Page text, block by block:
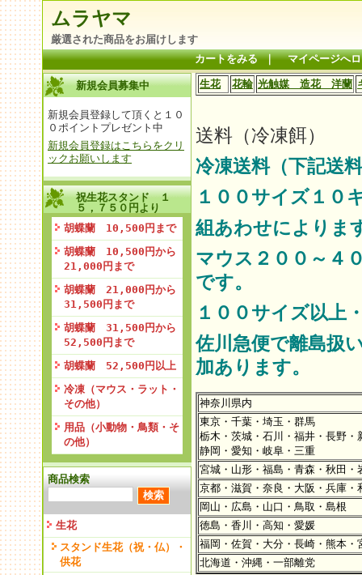
ムラヤマ
厳選された商品をお届けします
カートをみる｜ マイページへ
新規会員募集中
新規会員登録して頂くと１０
０ポイントプレゼント中
新規会員登録はこちらをクリ
ックお願いします
祝生花スタンド １
５，７５０円より
胡蝶蘭 10,500円まで
胡蝶蘭 10,500円から
21,000円まで
胡蝶蘭 21,000円から
31,500円まで
胡蝶蘭 31,500円から
52,500円まで
胡蝶蘭 52,500円以上
冷凍（マウス・ラット・
その他）
用品（小動物・鳥類・そ
の他）
商品検索
生花
スタンド生花（祝・仏）・
供花
生花 花輪 光触媒 造花 洋蘭
送料（冷凍餌）
冷凍送料（下記送
１００サイズ１０
組あわせによりま
マウス２００～４
です。
１００サイズ以上
佐川急便で離島扱
加あります。
神奈川県内
東京・千葉・埼玉・群馬
栃木・茨城・石川・福井・長野・
静岡・愛知・岐阜・三重
宮城・山形・福島・青森・秋田・
京都・滋賀・奈良・大阪・兵庫・
岡山・広島・山口・鳥取・島根
徳島・香川・高知・愛媛
福岡・佐賀・大分・長崎・熊本・
北海道・沖縄・一部離党